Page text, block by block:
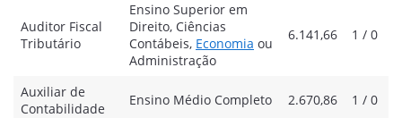
Auditor Fiscal
Tributário
Ensino Superior em
Direito, Ciências
Contábeis, Economia ou
Administração
6.141,66 1 / 0
Auxiliar de
Contabilidade
Ensino Médio Completo 2.670,86 1 / 0